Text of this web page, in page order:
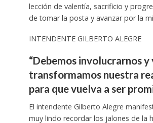
lección de valentía, sacrificio y
de tomar la posta y avanzar por la
INTENDENTE GILBERTO ALEGRE
“Debemos involucrarnos y
transformamos nuestra
para que vuelva a ser
El intendente Gilberto Alegre
muy lindo recordar los jalones de la